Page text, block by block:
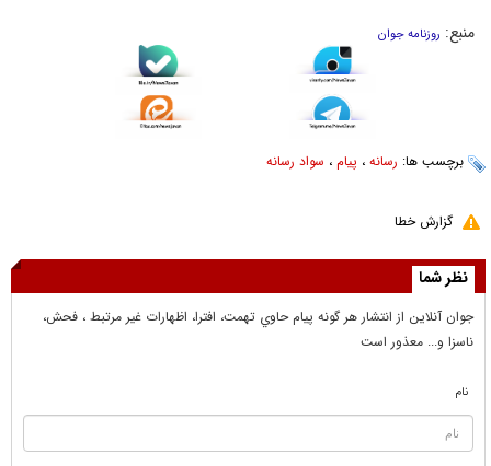
منبع: روزنامه جوان
برچسب ها: رسانه ، پیام ، سواد رسانه
گزارش خطا
نظر شما
جوان آنلاين از انتشار هر گونه پيام حاوي تهمت، افترا، اظهارات غير مرتبط ، فحش،
ناسزا و... معذور است
نام